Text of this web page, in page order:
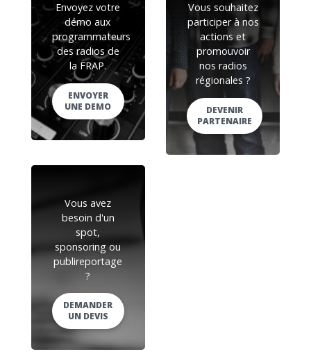
Envoyez votre
démo aux
programmateurs
des radios de
la FRAP.
ENVOYER
UNE DEMO
Vous souhaitez
participer à nos
actions et
promouvoir
nos radios
régionales ?
DEVENIR
PARTENAIRE
Vous avez
besoin d'un
spot,
sponsoring ou
publireportage
?
DEMANDER
UN DEVIS